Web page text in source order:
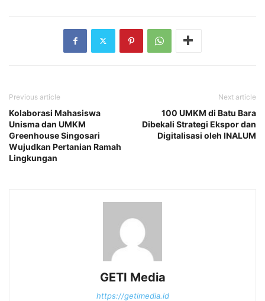
Previous article
Kolaborasi Mahasiswa
Unisma dan UMKM
Greenhouse Singosari
Wujudkan Pertanian Ramah
Lingkungan
Next article
100 UMKM di Batu Bara
Dibekali Strategi Ekspor dan
Digitalisasi oleh INALUM
GETI Media
https://getimedia.id